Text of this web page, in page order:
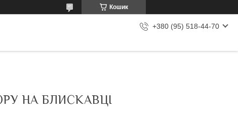
Кошик
+380 (95) 518-44-70
НА БЛИСКАВЦІ